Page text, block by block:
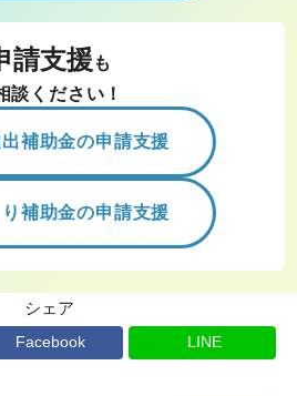
請支援 も
談ください！
補助金の申請支援
補助金の申請支援
シェア
Facebook LINE